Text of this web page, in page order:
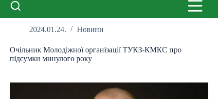
2024.01.24. Новини
Очільник Молодіжної організації ТУКЗ-КМКС про
підсумки минулого року